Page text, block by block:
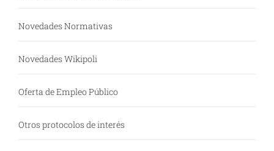
Novedades Normativas
Novedades Wikipoli
Oferta de Empleo Público
Otros protocolos de interés